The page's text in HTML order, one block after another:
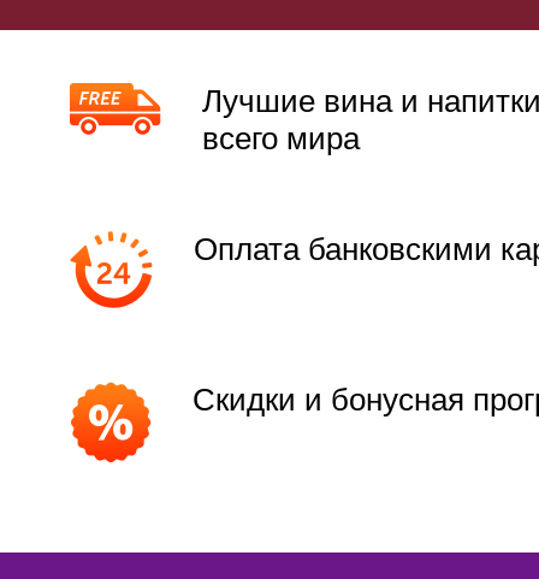
Лучшие вина и
всего мира
Оплата банковскими
Скидки и бонусная